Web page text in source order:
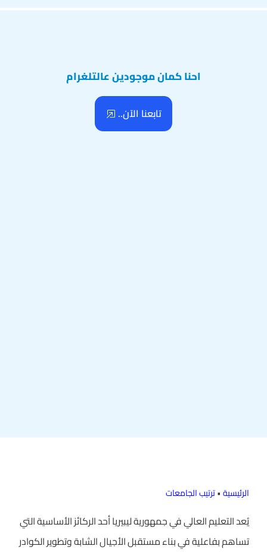
احنا كمان موجودين عالتلغرام
تابعنا الآن..
الرئيسية•ترتيب الجامعات
يُعد التعليم العالي في جمهورية ليبيريا أحد الركائز الأساسية التي
تساهم بفاعلية في بناء مستقبل الأجيال الشابة وتطوير الكوادر